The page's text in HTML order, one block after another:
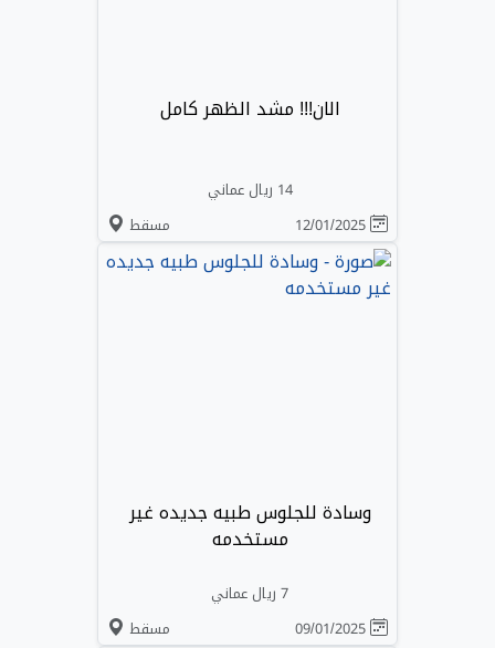
الان!!! مشد الظهر كامل
14 ريال عماني
مسقط
وسادة للجلوس طبيه جديده غير
مستخدمه
7 ريال عماني
مسقط